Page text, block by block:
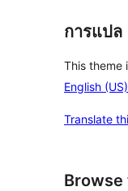
การแปล
This theme
English (US)
Translate